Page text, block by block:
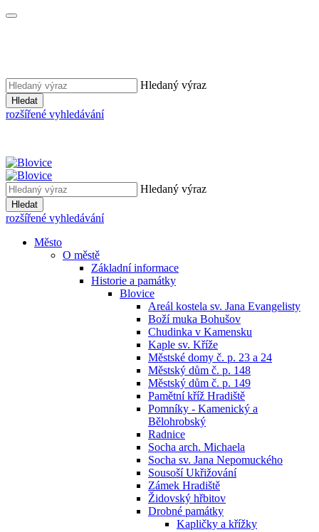
Hledaný výraz
Hledat
rozšířené vyhledávání
Hledaný výraz
Hledat
rozšířené vyhledávání
Město
O městě
Základní informace
Historie a památky
Blovice
Areál kostela sv. Jana Evangelisty
Boží muka Bohušov
Chudinka v Kamensku
Kaple sv. Kříže
Městské domy č. p. 23 a 24
Městský dům č. p. 148
Městský dům č. p. 149
Pamětní kříž Hradiště
Pomníky - Kamenický a
Bělohrobský
Radnice
Socha arch. Michaela
Socha sv. Jana Nepomuckého
Sousoší Ukřižování
Zámek Hradiště
Židovský hřbitov
Drobné památky
Kapličky a křížky